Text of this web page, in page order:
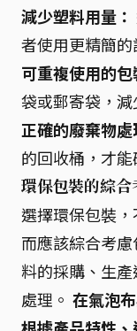
減少塑料用量：
者使用更精簡的
可重複使用的包
袋或郵寄袋，
正確的廢棄物處
的回收桶，才
環保包裝的綜合
選擇環保包裝
而應該綜合考
料的採購、生
處理。 在氣泡